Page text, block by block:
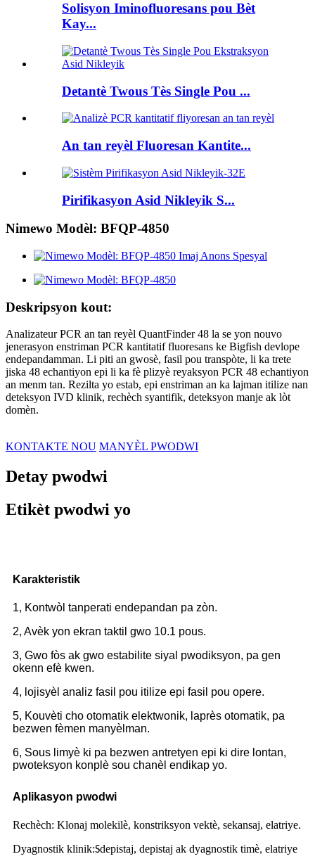
Solisyon Iminofluoresans pou Bèt
Kay...
Detantè Twous Tès Single Pou ...
An tan reyèl Fluoresan Kantite...
Pirifikasyon Asid Nikleyik S...
Nimewo Modèl: BFQP-4850
Deskripsyon kout:
Analizateur PCR an tan reyèl QuantFinder 48 la se yon nouvo
jenerasyon enstriman PCR kantitatif fluoresans ke Bigfish devlope
endepandamman. Li piti an gwosè, fasil pou transpòte, li ka trete
jiska 48 echantiyon epi li ka fè plizyè reyaksyon PCR 48 echantiyon
an menm tan. Rezilta yo estab, epi enstriman an ka lajman itilize nan
deteksyon IVD klinik, rechèch syantifik, deteksyon manje ak lòt
domèn.
KONTAKTE NOU MANYÈL PWODWI
Detay pwodwi
Etikèt pwodwi yo
Karakteristik
1, Kontwòl tanperati endepandan pa zòn.
2, Avèk yon ekran taktil gwo 10.1 pous.
3, Gwo fòs ak gwo estabilite siyal pwodiksyon, pa gen
okenn efè kwen.
4, lojisyèl analiz fasil pou itilize epi fasil pou opere.
5, Kouvèti cho otomatik elektwonik, laprès otomatik, pa
bezwen fèmen manyèlman.
6, Sous limyè ki pa bezwen antretyen epi ki dire lontan,
pwoteksyon konplè sou chanèl endikap yo.
Aplikasyon pwodwi
Rechèch: Klonaj molekilè, konstriksyon vektè, sekansaj, elatriye.
Dyagnostik klinik:Sdepistaj, depistaj ak dyagnostik timè, elatriye